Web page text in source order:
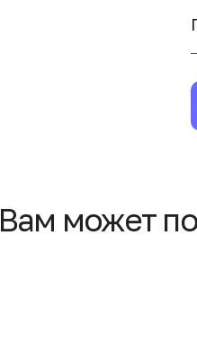
Вам может